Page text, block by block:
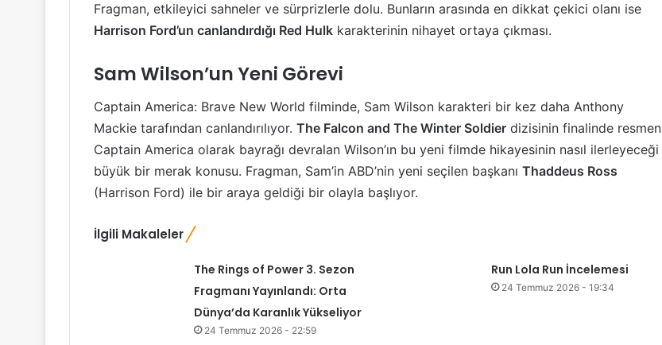
Fragman, etkileyici sahneler ve sürprizlerle dolu. Bunların arasında en dikkat çekici olanı ise
Harrison Ford’un canlandırdığı Red Hulk karakterinin nihayet ortaya çıkması.
Sam Wilson’un Yeni Görevi
Captain America: Brave New World filminde, Sam Wilson karakteri bir kez daha Anthony
Mackie tarafından canlandırılıyor. The Falcon and The Winter Soldier dizisinin finalinde resmen
Captain America olarak bayrağı devralan Wilson’ın bu yeni filmde hikayesinin nasıl ilerleyeceği
büyük bir merak konusu. Fragman, Sam’in ABD’nin yeni seçilen başkanı Thaddeus Ross
(Harrison Ford) ile bir araya geldiği bir olayla başlıyor.
İlgili Makaleler
The Rings of Power 3. Sezon
Fragmanı Yayınlandı: Orta
Dünya’da Karanlık Yükseliyor
24 Temmuz 2026 - 22:59
Run Lola Run İncelemesi
24 Temmuz 2026 - 19:34